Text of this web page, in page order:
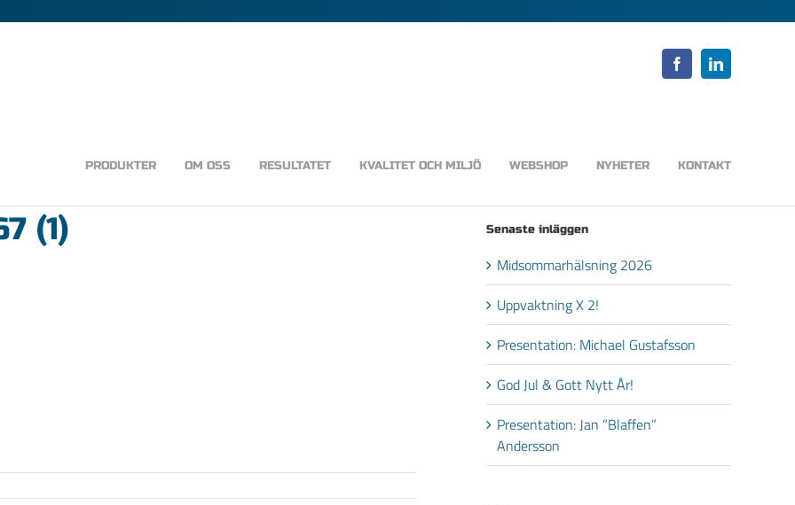
FacebookLinkedIn
PRODUKTER OM OSS RESULTATET KVALITET OCH MILJÖ WEBSHOP NYHETER KONTAKT
(1) Senaste inläggen
Midsommarhälsning 2026
Uppvaktning X 2!
Presentation: Michael Gustafsson
God Jul & Gott Nytt År!
Presentation: Jan ”Blaffen”
Andersson